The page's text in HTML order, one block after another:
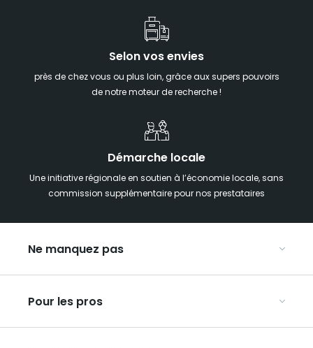
Selon vos envies
près de chez vous ou plus loin, grâce aux supers pouvoirs
de notre moteur de recherche !
Démarche locale
Une initiative régionale en soutien à l’économie locale, sans
commission supplémentaire pour nos prestataires
Ne manquez pas
Week-end insolite en Grand Est
Week-end spa en Grand Est
Pour les pros